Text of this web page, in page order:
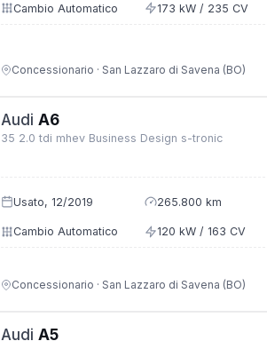
Cambio Automatico
173 kW / 235 CV
Concessionario · San Lazzaro di Savena (BO)
Audi A6
35 2.0 tdi mhev Business Design s-tronic
Usato, 12/2019 265.800 km
Cambio Automatico
120 kW / 163 CV
Concessionario · San Lazzaro di Savena (BO)
Audi A5